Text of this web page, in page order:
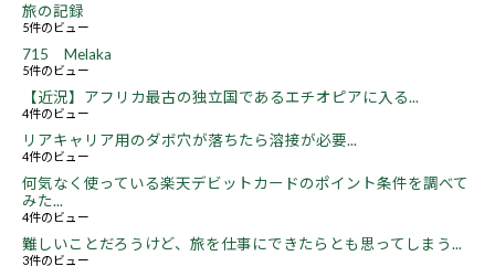
旅の記録
5件のビュー
715 Melaka
5件のビュー
【近況】アフリカ最古の独立国であるエチオピアに入る...
4件のビュー
リアキャリア用のダボ穴が落ちたら溶接が必要...
4件のビュー
何気なく使っている楽天デビットカードのポイント条件を調べて
みた...
4件のビュー
難しいことだろうけど、旅を仕事にできたらとも思ってしまう...
3件のビュー